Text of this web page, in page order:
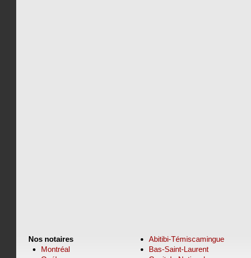
Nos notaires
Montréal
Abitibi-Témiscamingue
Bas-Saint-Laurent